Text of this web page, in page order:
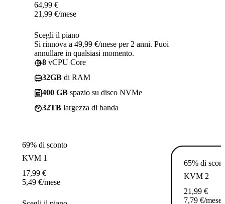
64,99 €
21,99 €/mese
Scegli il piano
Si rinnova a 49,99 €/mese per 2 anni. Puoi
annullare in qualsiasi momento.
8 vCPU Core
32GB di RAM
400 GB spazio su disco NVMe
32TB largezza di banda
69% di sconto
KVM 1
17,99 €
5,49 €/mese
65% di
KVM 2
21,99 €
7,79 €/mese